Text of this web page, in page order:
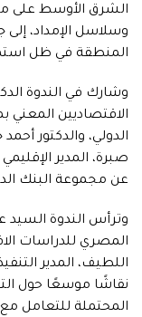
الشرق الأوسط على
وسلاسل الإمداد، إلى
المنطقة في ظل
وشارك في الندوة
الاقتصاديين
الدولي، والدكتور
عن مجموعة البنك
وترأس الندوة السيد
المصري للدراسات
اللطيف، المدير
نقاشًا موسعًا حول
المحتملة للتعامل مع